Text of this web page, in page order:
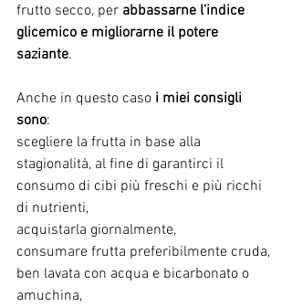
frutto secco, per abbassarne l’indice
glicemico e migliorarne il potere
saziante.
Anche in questo caso i miei consigli
sono:
scegliere la frutta in base alla
stagionalità, al fine di garantirci il
consumo di cibi più freschi e più ricchi
di nutrienti,
acquistarla giornalmente,
consumare frutta preferibilmente cruda,
ben lavata con acqua e bicarbonato o
amuchina,